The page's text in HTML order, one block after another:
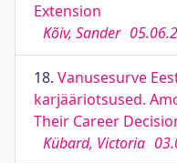
Extension
Kõiv, Sander
18. Vanusesurve
karjääriotsused.
Their Career
Kübard, Victoria